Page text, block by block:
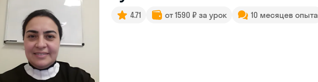
4.71 от 1590 ₽ за урок 10 месяцев опыта